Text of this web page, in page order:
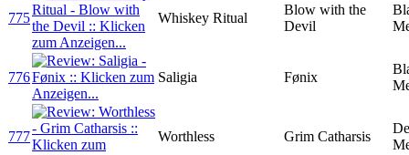
775 Whiskey Ritual
Blow with the
Devil
776 Saligia Fønix
777 Worthless Grim Catharsis